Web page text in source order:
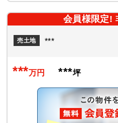
会員様限定!
売土地 ***
***万円 ***坪